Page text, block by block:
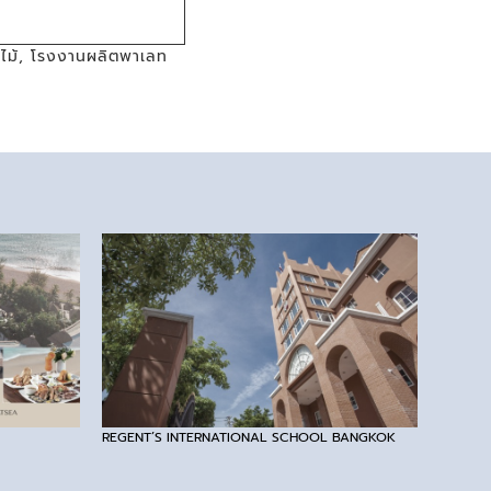
ม้,โรงงานผลิตพาเลท
REGENT’S INTERNATIONAL SCHOOL BANGKOK